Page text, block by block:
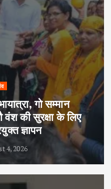
गो सम्मान
की सुरक्षा के लिए
ज्ञापन
4, 2026